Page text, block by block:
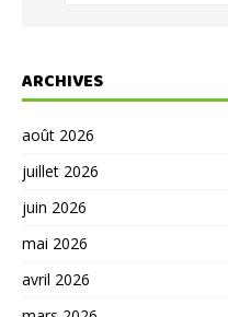
ARCHIVES
août 2026
juillet 2026
juin 2026
mai 2026
avril 2026